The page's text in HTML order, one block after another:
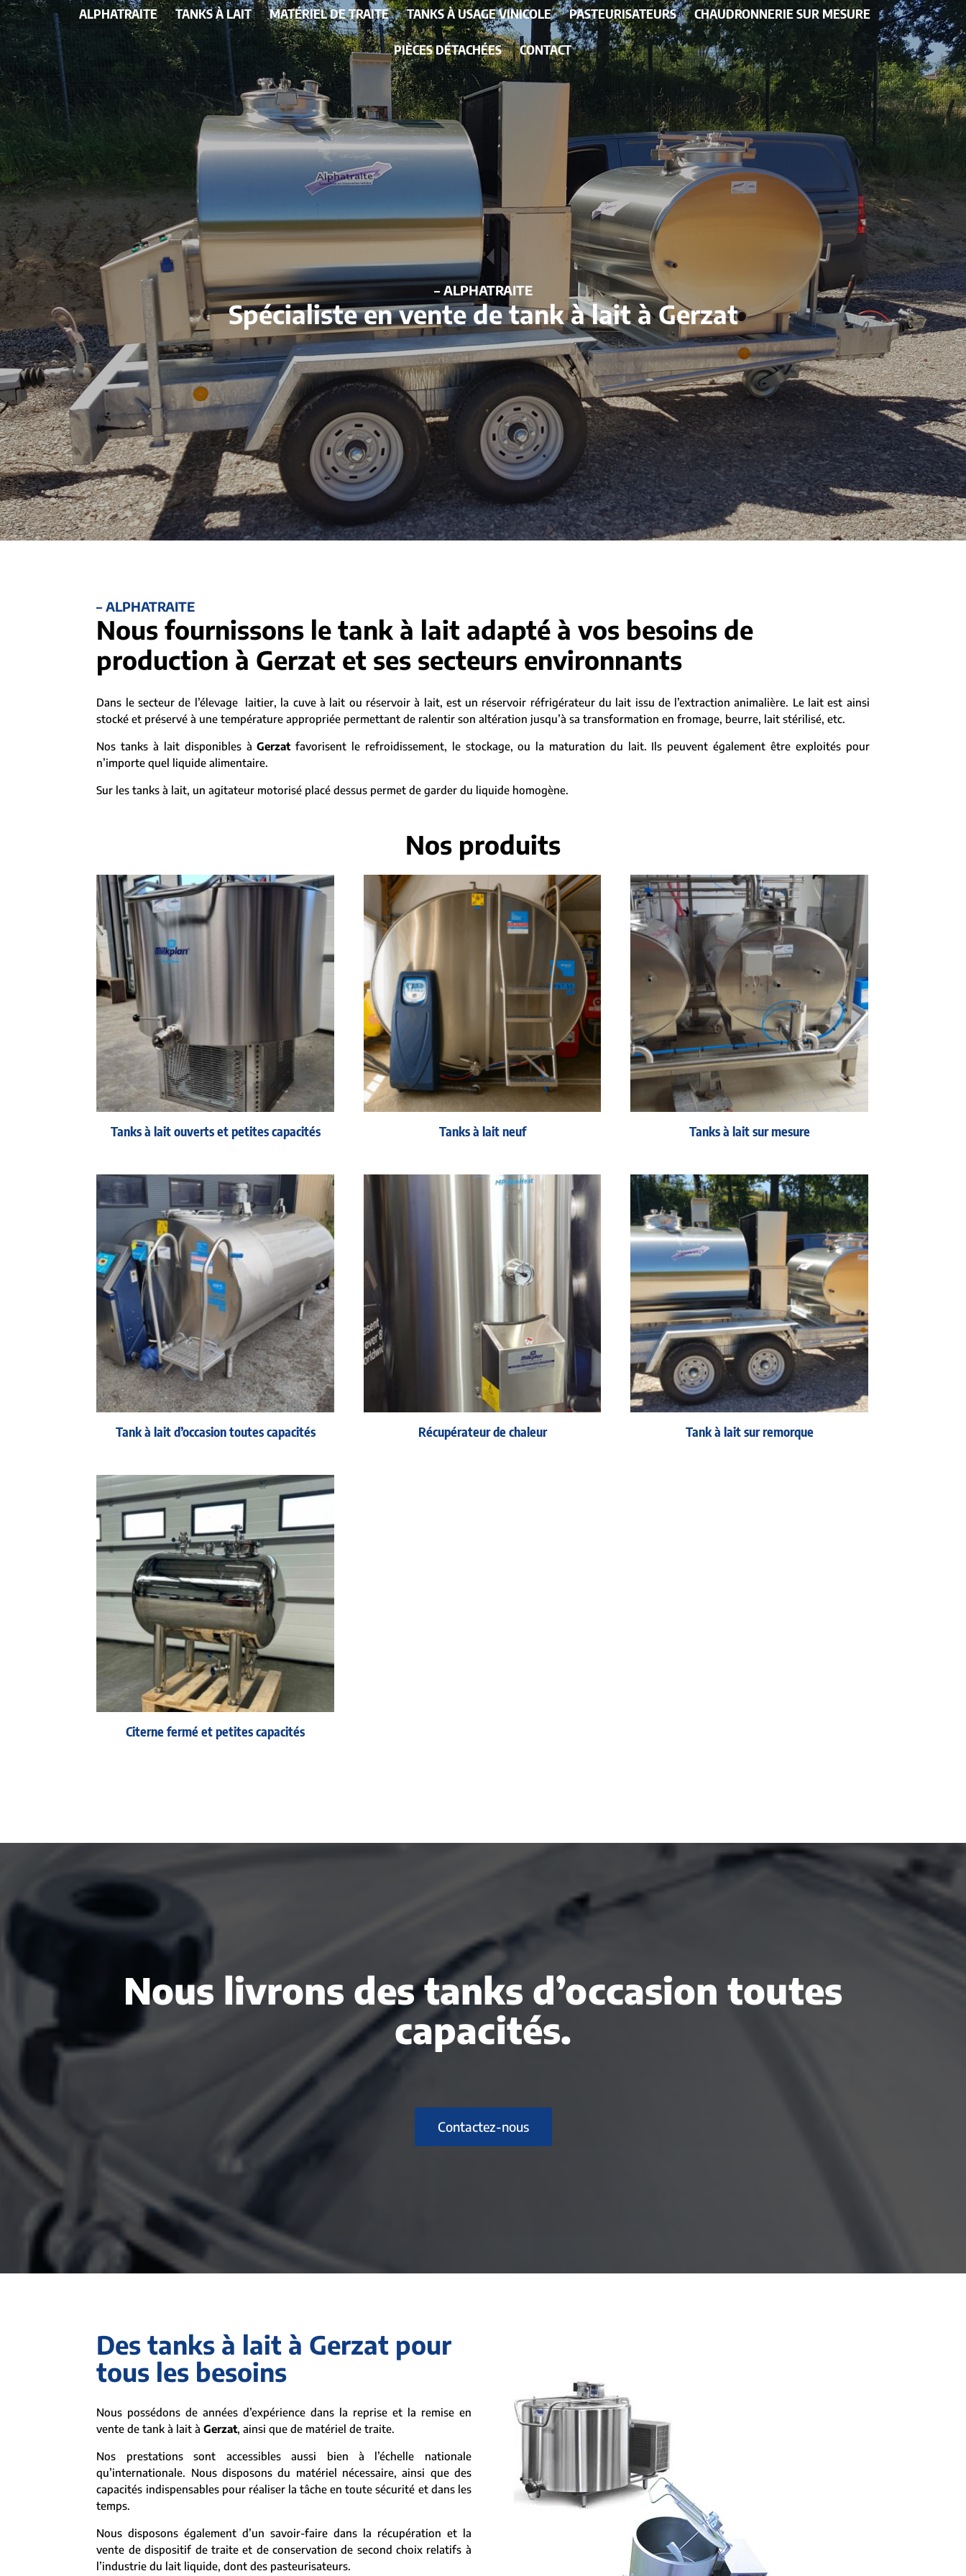
ALPHATRAITE TANKS À LAIT MATÉRIEL DE TRAITE TANKS À USAGE VINICOLE PASTEURISATEURS CHAUDRONNERIE SUR MESURE
PIÈCES DÉTACHÉES CONTACT
– ALPHATRAITE
Spécialiste en vente de tank à lait à Gerzat
– ALPHATRAITE
Nous fournissons le tank à lait adapté à vos besoins de
production à Gerzat et ses secteurs environnants
Dans le secteur de l’élevage laitier, la cuve à lait ou réservoir à lait, est un réservoir réfrigérateur du lait issu de l’extraction animalière. Le lait est ainsi
stocké et préservé à une température appropriée permettant de ralentir son altération jusqu’à sa transformation en fromage, beurre, lait stérilisé, etc.
Nos tanks à lait disponibles àGerzat favorisent le refroidissement, le stockage, ou la maturation du lait. Ils peuvent également être exploités pour
n’importe quel liquide alimentaire.
Sur les tanks à lait, un agitateur motorisé placé dessus permet de garder du liquide homogène.
Nos produits
Tanks à lait ouverts et petites capacités Tanks à lait neuf Tanks à lait sur mesure
Tank à lait d’occasion toutes capacités Récupérateur de chaleur Tank à lait sur remorque
Citerne fermé et petites capacités
Nous livrons des tanks d’occasion toutes
capacités.
Contactez-nous
Des tanks à lait à Gerzat pour
tous les besoins
Nous possédons de années d’expérience dans la reprise et la remise en
vente de tank à lait àGerzat, ainsi que de matériel de traite.
Nos prestations sont accessibles aussi bien à l’échelle nationale
qu’internationale. Nous disposons du matériel nécessaire, ainsi que des
capacités indispensables pour réaliser la tâche en toute sécurité et dans les
temps.
Nous disposons également d’un savoir-faire dans la récupération et la
vente de dispositif de traite et de conservation de second choix relatifs à
l’industrie du lait liquide, dont des pasteurisateurs.